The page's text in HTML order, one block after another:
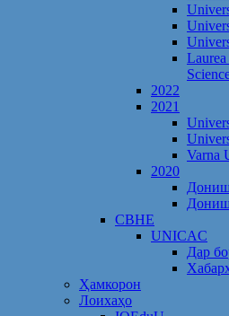
2022
2021
Varna
2020
CBHE
UNICAC
Дар
Ҳамкорон
Лоихаҳо